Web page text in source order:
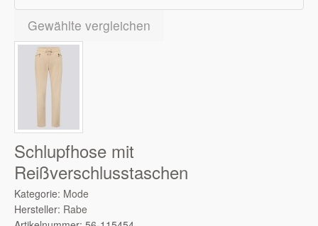
Gewählte vergleichen
Schlupfhose mit
Reißverschlusstaschen
Kategorie: Mode
Hersteller: Rabe